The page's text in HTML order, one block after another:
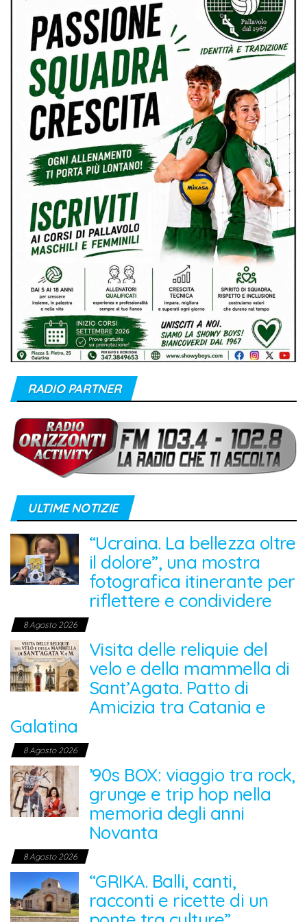
RADIO PARTNER
ULTIME NOTIZIE
“Ucraina. La bellezza oltre
il dolore”, una mostra
fotografica itinerante per
riflettere e condividere
8 Agosto 2026
Visita delle reliquie del
velo e della mammella di
Sant’Agata. Patto di
Amicizia tra Catania e
Galatina
8 Agosto 2026
’90s BOX: viaggio tra rock,
grunge e trip hop nella
memoria degli anni
Novanta
8 Agosto 2026
“GRIKA. Balli, canti,
racconti e ricette di un